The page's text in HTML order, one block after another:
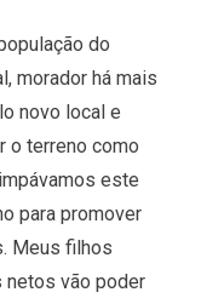
do
morador há mais
novo local e
o terreno como
este
para promover
Meus filhos
netos vão poder